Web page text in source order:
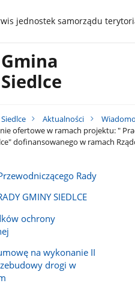
jednostek samorządu
Gmina
Siedlce
Aktualności
ofertowe w ramach projektu: "
dofinansowanego w ramach
Rady
GMINY SIEDLCE
ochrony
na wykonanie II
drogi w